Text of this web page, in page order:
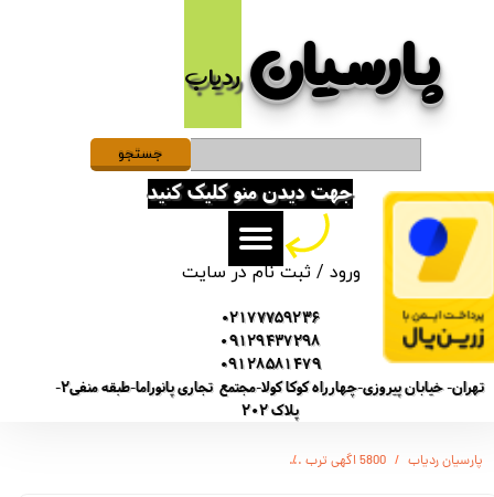
پارسیان​​​​​​​ردیاب
ورود /ثبت نام در سایت
حساب کاربری من
تغییر گذر واژه
سفارشات
خروج از حساب کاربری
02177759236
09129437298
09128581479
تهران- خیابان پیروزی-چهارراه کوکا کولا-مجتمع تجاری پانوراما-طبقه منفی2-
پلاک 202
جهت دیدن منو کلیک کنید
جستجو
پارسیان ردیاب 5800 اگهی ترب